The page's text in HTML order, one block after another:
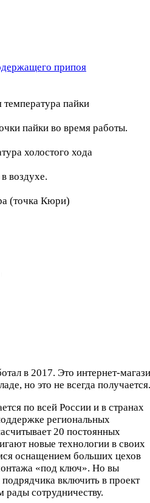
припоя
пайки
пайки во время работы.
холостого хода
воздухе.
(точка Кюри)
в 2017. Это интернет-
но это не всегда
по всей России и в странах
региональных
20 постоянных
новые технологии в своих
оснащением больших цехов
«под ключ». Но вы
включить в проект
сотрудничеству.